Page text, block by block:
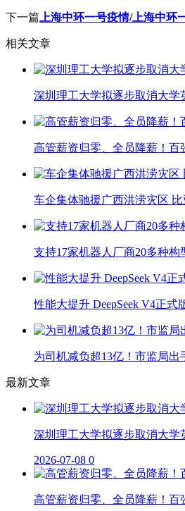
下一篇 上海中环一号疫情/上海中环
相关文章
深圳理工大学拟逐步取消大学
高管薪资归零、全员降薪！
车企集体驰援广西洪涝灾区
支持17家机器人厂商20多种
性能大提升 DeepSeek V4正
为司机减负超13亿！市监局
最新文章
深圳理工大学拟逐步取消大
2026-07-08 0
高管薪资归零、全员降薪！百